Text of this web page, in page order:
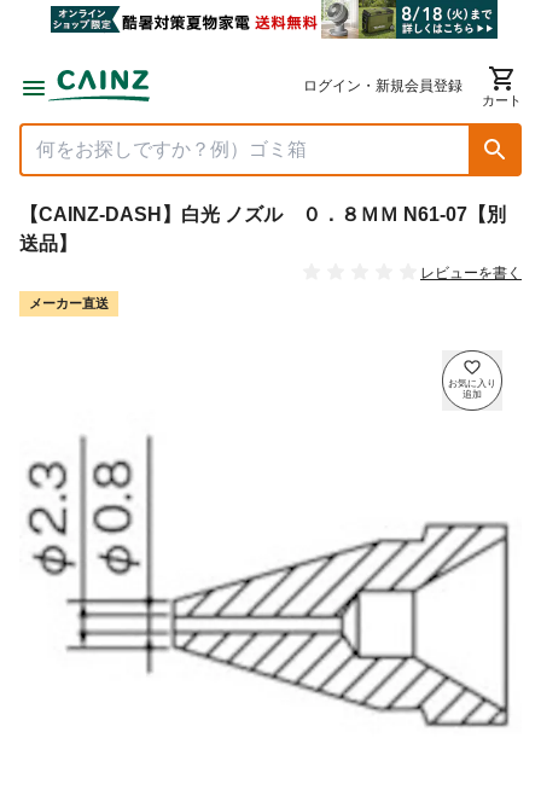
ログイン・新規会員登録
カート
【CAINZ-DASH】白光 ノズル ０．８ＭＭ N61-07【別
送品】
レビューを書く
メーカー直送